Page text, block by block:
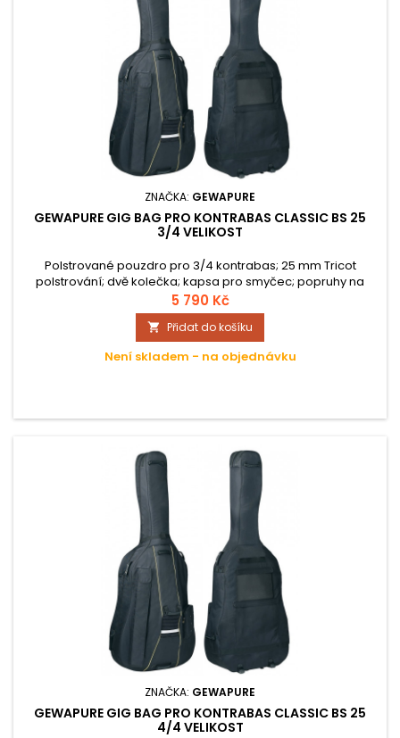
ZNAČKA: GEWAPURE
GEWAPURE GIG BAG PRO KONTRABAS CLASSIC BS 25
3/4 VELIKOST
Polstrované pouzdro pro 3/4 kontrabas; 25 mm Tricot
polstrování; dvě kolečka; kapsa pro smyčec; popruhy na
záda; kapsa pro noty a struny, extra kapsa pro příslušenství; 8
komfortních rukojetí, reflektorový bezpečnostní proužek;
hmotnost cca. 6,3 kg; barva: černá
5 790 Kč
 Přidat do košíku
Není skladem - na objednávku
ZNAČKA: GEWAPURE
GEWAPURE GIG BAG PRO KONTRABAS CLASSIC BS 25
4/4 VELIKOST